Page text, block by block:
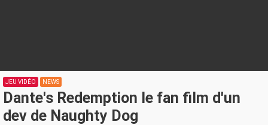
JEU VIDÉO NEWS
Dante's Redemption le fan film d'un
dev de Naughty Dog